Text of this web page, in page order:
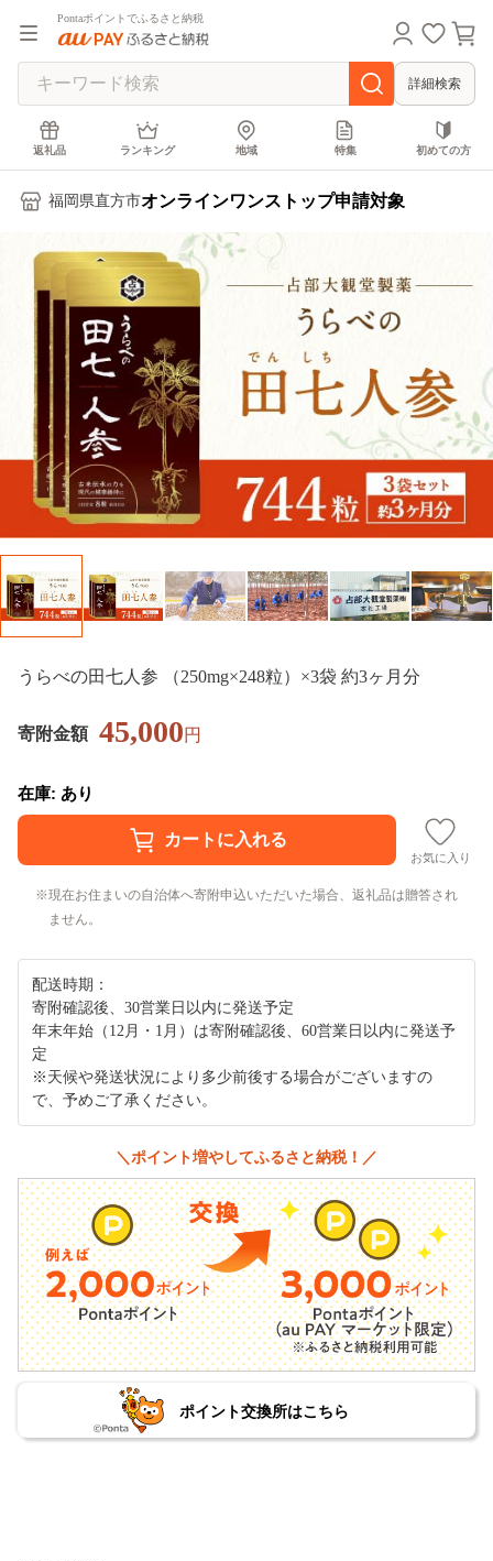
Pontaポイントでふるさと納税
詳細検索
返礼品 ランキング 地域 特集 初めての方
福岡県直方市オンラインワンストップ申請対象
うらべの田七人参 （250mg×248粒）×3袋 約3ヶ月分
寄附金額 45,000円
在庫: あり
お気に入り
現在お住まいの自治体へ寄附申込いただいた場合、返礼品は贈答され
ません。
配送時期：
寄附確認後、30営業日以内に発送予定
年末年始（12月・1月）は寄附確認後、60営業日以内に発送予
定
※天候や発送状況により多少前後する場合がございますの
で、予めご了承ください。
＼ポイント増やしてふるさと納税！／
ポイント交換所はこちら